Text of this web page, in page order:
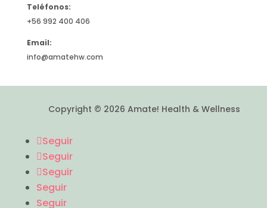
Teléfonos:
+56 992 400 406
Email:
info@amatehw.com
Copyright © 2026 Amate! Health & Wellness
Seguir
Seguir
Seguir
Seguir
Seguir